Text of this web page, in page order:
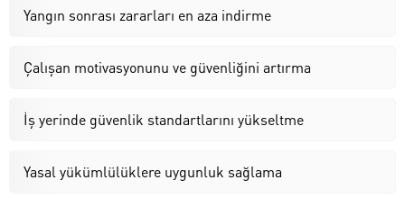
Yangın sonrası zararları en aza indirme
Çalışan motivasyonunu ve güvenliğini artırma
İş yerinde güvenlik standartlarını yükseltme
Yasal yükümlülüklere uygunluk sağlama